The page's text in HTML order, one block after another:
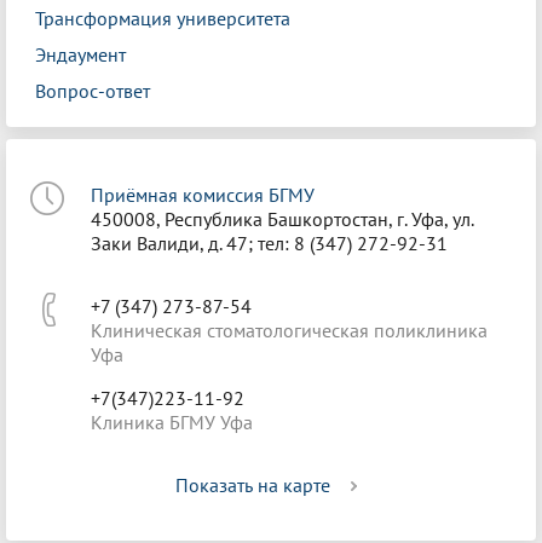
Трансформация университета
Эндаумент
Вопрос-ответ
Приёмная комиссия БГМУ
450008, Республика Башкортостан, г. Уфа, ул.
Заки Валиди, д. 47; тел: 8 (347) 272-92-31
+7 (347) 273-87-54
Клиническая стоматологическая поликлиника
Уфа
+7(347)223-11-92
Клиника БГМУ Уфа
Показать на карте